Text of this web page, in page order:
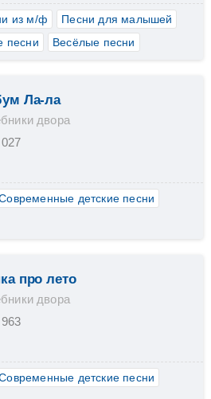
из м/ф
Песни для малышей
песни
Весёлые песни
Ла-ла
двора
детские песни
про лето
двора
детские песни